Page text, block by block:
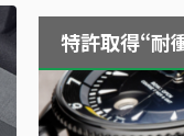
特許取得“耐